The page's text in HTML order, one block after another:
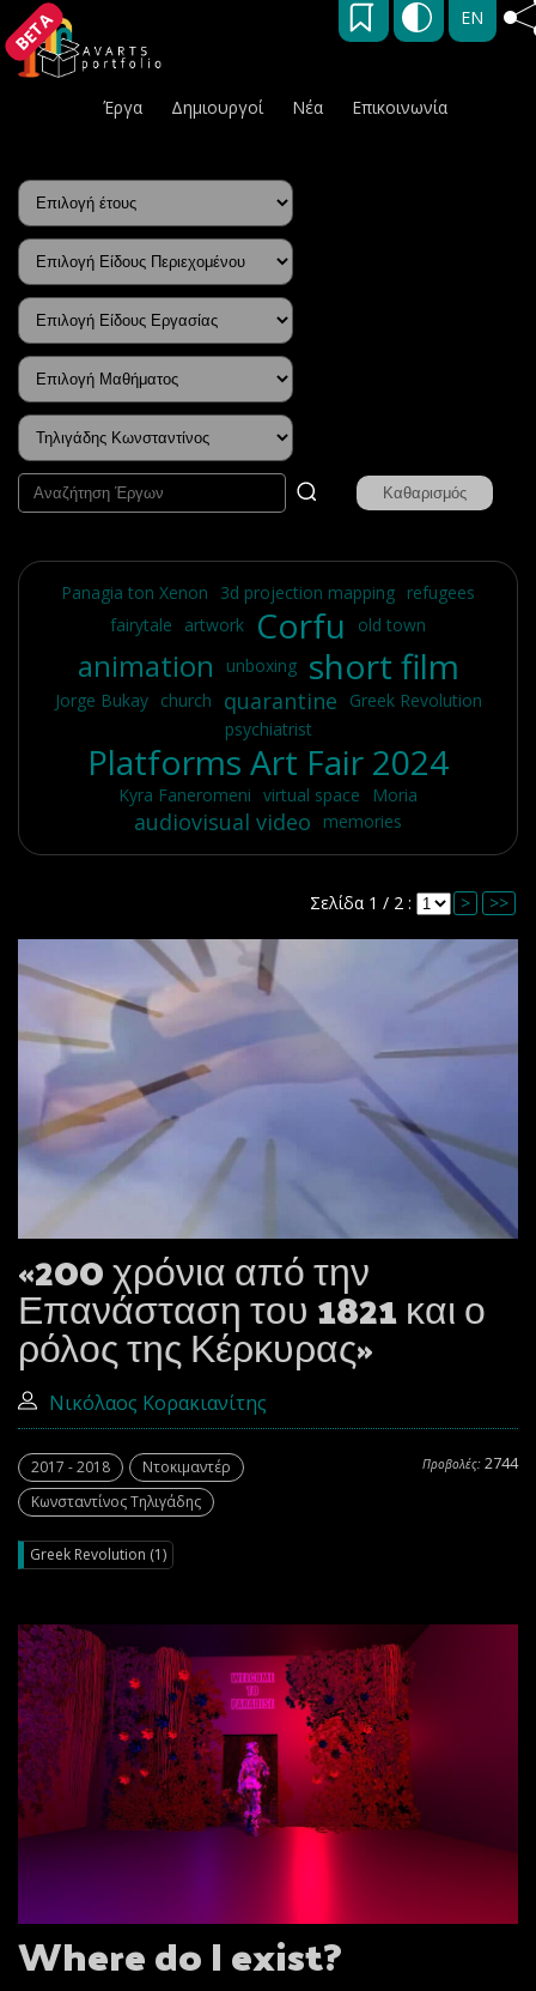
BETA EN
Έργα Δημιουργοί Νέα Επικοινωνία
Panagia ton Xenon 3d projection mapping refugees
fairytale
artwork Corfu old town
animation unboxing short film
Jorge Bukay church quarantine
Greek Revolution
psychiatrist
Platforms Art Fair 2024
Kyra Faneromeni virtual space Moria
audiovisual video memories
Σελίδα 1 / 2 : > >>
«200 χρόνια από την
Επανάσταση του 1821 και ο
ρόλος της Κέρκυρας»
Νικόλαος Κορακιανίτης
Προβολές: 2744
2017 - 2018
Ντοκιμαντέρ
Κωνσταντίνος Τηλιγάδης
Greek Revolution (1)
Where do I exist?